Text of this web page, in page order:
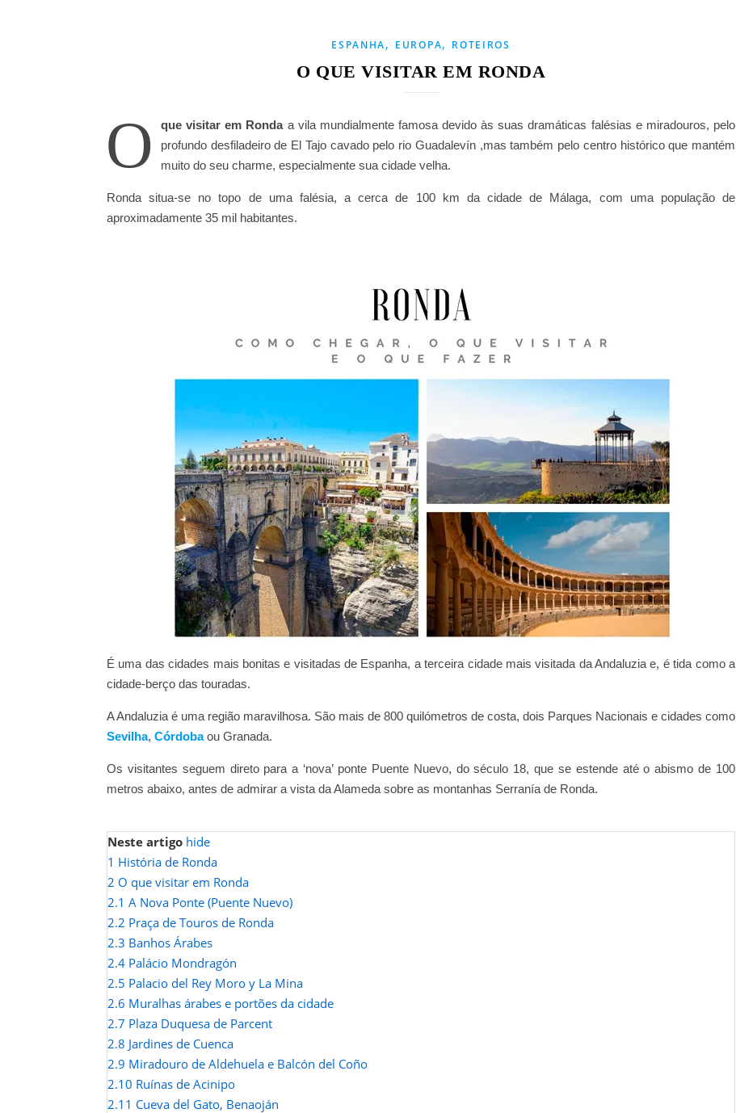
ESPANHA, EUROPA, ROTEIROS
O QUE VISITAR EM RONDA
O que visitar em Rondaa vila mundialmente famosa devido às suas dramáticas falésias e miradouros, pelo
profundo desfiladeiro de El Tajo cavado pelo rio Guadalevín ,mas também pelo centro histórico que mantém
muito do seu charme, especialmente sua cidade velha.
Ronda situa-se no topo de uma falésia, a cerca de 100 km da cidade de Málaga, com uma população de
aproximadamente 35 mil habitantes.
É uma das cidades mais bonitas e visitadas de Espanha, a terceira cidade mais visitada da Andaluzia e, é tida como a
cidade-berço das touradas.
A Andaluzia é uma região maravilhosa. São mais de 800 quilómetros de costa, dois Parques Nacionais e cidades como
Sevilha, Córdobaou Granada.
Os visitantes seguem direto para a ‘nova’ ponte Puente Nuevo, do século 18, que se estende até o abismo de 100
metros abaixo, antes de admirar a vista da Alameda sobre as montanhas Serranía de Ronda.
Neste artigo hide
1 História de Ronda
2 O que visitar em Ronda
2.1 A Nova Ponte (Puente Nuevo)
2.2 Praça de Touros de Ronda
2.3 Banhos Árabes
2.4 Palácio Mondragón
2.5 Palacio del Rey Moro y La Mina
2.6 Muralhas árabes e portões da cidade
2.7 Plaza Duquesa de Parcent
2.8 Jardines de Cuenca
2.9 Miradouro de Aldehuela e Balcón del Coño
2.10 Ruínas de Acinipo
2.11 Cueva del Gato, Benaoján